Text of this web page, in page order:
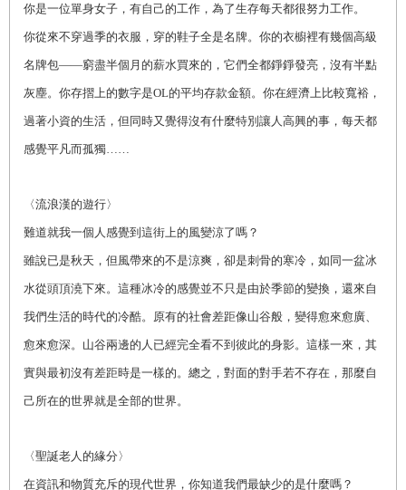
你是一位單身女子，有自己的工作，為了生存每天都很努力工作。
你從來不穿過季的衣服，穿的鞋子全是名牌。你的衣櫥裡有幾個高級
名牌包——窮盡半個月的薪水買來的，它們全都錚錚發亮，沒有半點
灰塵。你存摺上的數字是OL的平均存款金額。你在經濟上比較寬裕，
過著小資的生活，但同時又覺得沒有什麼特別讓人高興的事，每天都
感覺平凡而孤獨……
〈流浪漢的遊行〉
難道就我一個人感覺到這街上的風變涼了嗎？
雖說已是秋天，但風帶來的不是涼爽，卻是刺骨的寒冷，如同一盆冰
水從頭頂澆下來。這種冰冷的感覺並不只是由於季節的變換，還來自
我們生活的時代的冷酷。原有的社會差距像山谷般，變得愈來愈廣、
愈來愈深。山谷兩邊的人已經完全看不到彼此的身影。這樣一來，其
實與最初沒有差距時是一樣的。總之，對面的對手若不存在，那麼自
己所在的世界就是全部的世界。
〈聖誕老人的緣分 〉
在資訊和物質充斥的現代世界，你知道我們最缺少的是什麼嗎？